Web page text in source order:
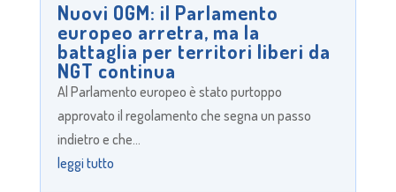
Nuovi OGM: il Parlamento
europeo arretra, ma la
battaglia per territori liberi da
NGT continua
Al Parlamento europeo è stato purtoppo
approvato il regolamento che segna un passo
indietro e che...
leggi tutto